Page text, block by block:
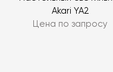
Akari YA2
Цена по запросу